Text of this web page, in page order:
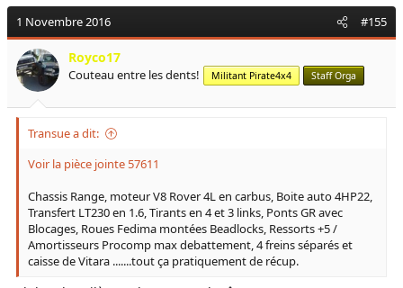
1 Novembre 2016 #155
Royco17
Couteau entre les dents! Militant Pirate4x4 Staff Orga
Transue a dit:
Voir la pièce jointe 57611
Chassis Range, moteur V8 Rover 4L en carbus, Boite auto 4HP22,
Transfert LT230 en 1.6, Tirants en 4 et 3 links, Ponts GR avec
Blocages, Roues Fedima montées Beadlocks, Ressorts +5 /
Amortisseurs Procomp max debattement, 4 freins séparés et
caisse de Vitara .......tout ça pratiquement de récup.